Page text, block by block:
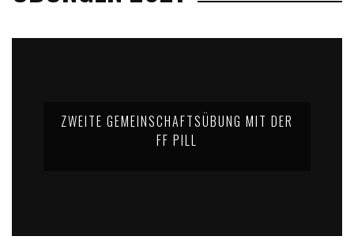
ZWEITE GEMEINSCHAFTSÜBUNG MIT DER
FF PILL